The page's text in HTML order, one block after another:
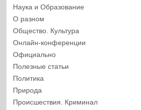
Наука и Образование
О разном
Общество. Культура
Онлайн-конференции
Официально
Полезные статьи
Политика
Природа
Происшествия. Криминал